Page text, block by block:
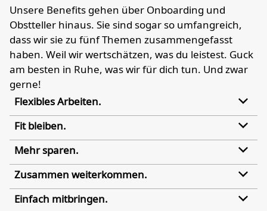
Unsere Benefits gehen über Onboarding und
Obstteller hinaus. Sie sind sogar so umfangreich,
dass wir sie zu fünf Themen zusammengefasst
haben. Weil wir wertschätzen, was du leistest. Guck
am besten in Ruhe, was wir für dich tun. Und zwar
gerne!
Flexibles Arbeiten.
Fit bleiben.
Mehr sparen.
Zusammen weiterkommen.
Einfach mitbringen.